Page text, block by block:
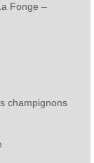
Fonge –
champignons